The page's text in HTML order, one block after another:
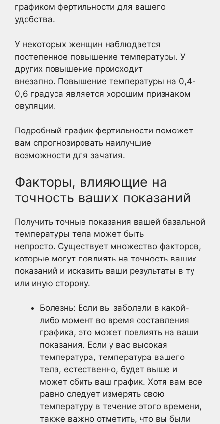
графиком фертильности для вашего
удобства.
У некоторых женщин наблюдается
постепенное повышение температуры. У
других повышение происходит
внезапно. Повышение температуры на 0,4-
0,6 градуса является хорошим признаком
овуляции.
Подробный график фертильности поможет
вам спрогнозировать наилучшие
возможности для зачатия.
Факторы, влияющие на
точность ваших показаний
Получить точные показания вашей базальной
температуры тела может быть
непросто. Существует множество факторов,
которые могут повлиять на точность ваших
показаний и исказить ваши результаты в ту
или иную сторону.
Болезнь: Если вы заболели в какой-
либо момент во время составления
графика, это может повлиять на ваши
показания. Если у вас высокая
температура, температура вашего
тела, естественно, будет выше и
может сбить ваш график. Хотя вам все
равно следует измерять свою
температуру в течение этого времени,
также важно отметить, что вы были